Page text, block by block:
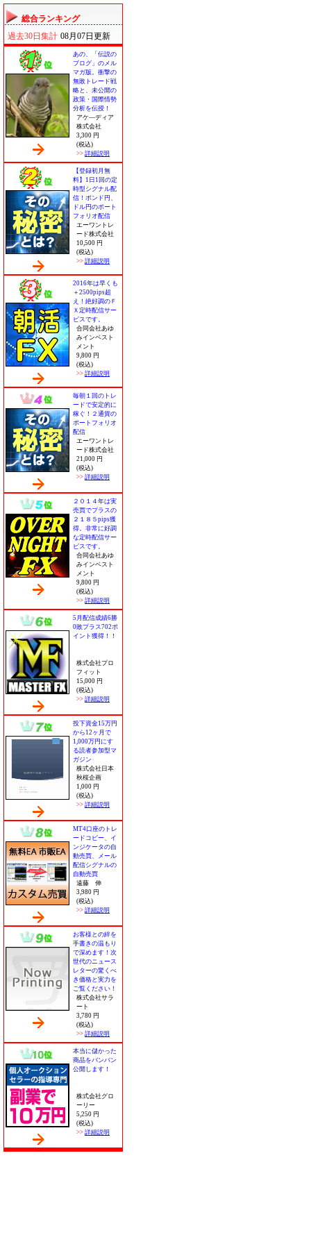
総合ランキング
過去30日集計 08月07日更新
あの、「伝説の
ブログ」のメル
マガ版。衝撃の
無敗トレード戦
略と、未公開の
政策・国際情勢
分析を伝授！
アケ―ディア
株式会社
3,300 円
(税込)
>> 詳細説明
【登録初月無
料】1日1回の定
時型シグナル配
信！ポンド円、
ドル円のポート
フォリオ配信
エーワントレ
ード株式会社
10,500 円
(税込)
>> 詳細説明
2016年は早くも
＋2500pips超
え！絶好調のＦ
Ｘ定時配信サー
ビスです。
合同会社あゆ
みインベスト
メント
9,800 円
(税込)
>> 詳細説明
毎朝１回のトレ
ードで安定的に
稼ぐ！２通貨の
ポートフォリオ
配信
エーワントレ
ード株式会社
21,000 円
(税込)
>> 詳細説明
２０１４年は実
売買でプラスの
２１８５pips獲
得。非常に好調
な定時配信サー
ビスです。
合同会社あゆ
みインベスト
メント
9,800 円
(税込)
>> 詳細説明
5月配信成績6勝
0敗プラス702ポ
イント獲得！！
株式会社プロ
フィット
15,000 円
(税込)
>> 詳細説明
投下資金15万円
から12ヶ月で
1,000万円にす
る読者参加型マ
ガジン
株式会社日本
秋桜企画
1,000 円
(税込)
>> 詳細説明
MT4口座のトレ
ードコピー、イ
ンジケータの自
動売買、メール
配信シグナルの
自動売買
遠藤 伸
3,980 円
(税込)
>> 詳細説明
お客様との絆を
手書きの温もり
で深めます！次
世代のニュース
レターの驚くべ
き価格と実力を
ご覧ください！
株式会社サラ
ート
3,780 円
(税込)
>> 詳細説明
本当に儲かった
商品をバンバン
公開します！
株式会社グロ
ーリー
5,250 円
(税込)
>> 詳細説明